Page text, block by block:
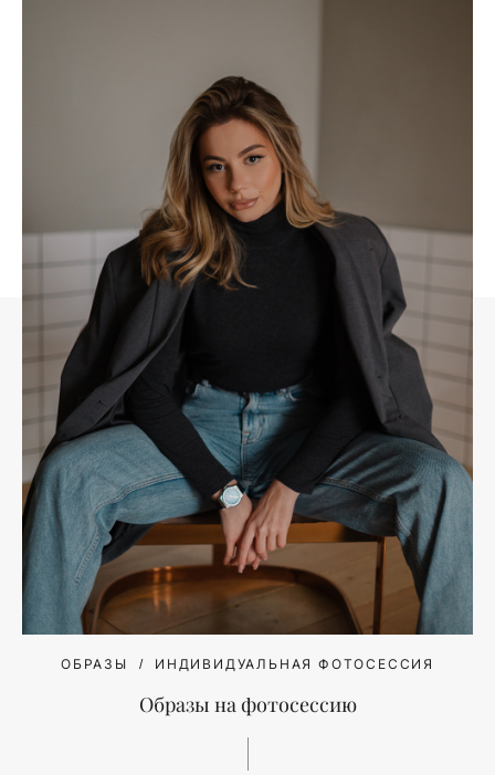
ОБРАЗЫ ИНДИВИДУАЛЬНАЯ ФОТОСЕССИЯ
Образы на фотосессию